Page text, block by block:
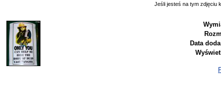
Jeśli jesteś na tym zdjęciu
Data